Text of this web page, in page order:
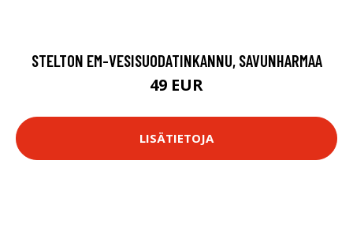
STELTON EM-VESISUODATINKANNU, SAVUNHARMAA
49 EUR
LISÄTIETOJA